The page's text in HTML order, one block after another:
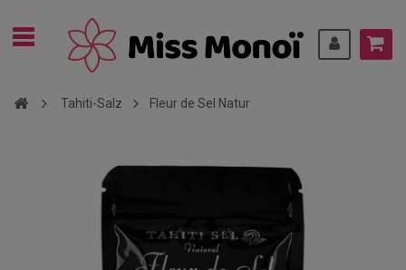
Tahiti-Salz Fleur de Sel Natur